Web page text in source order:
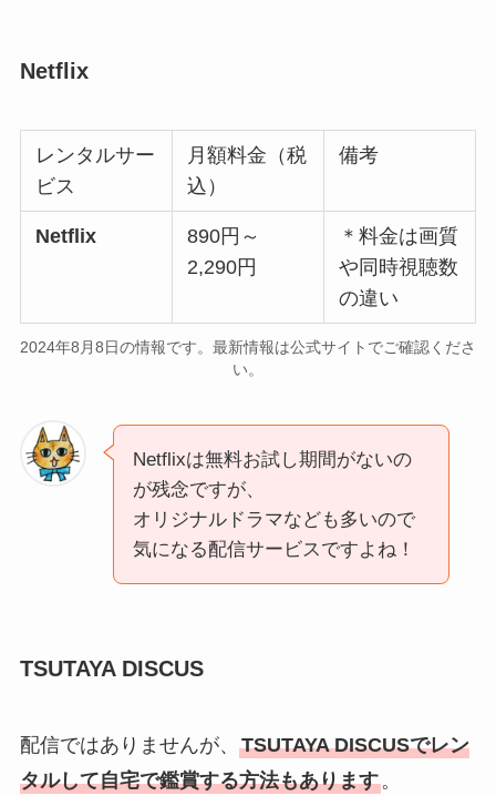
Netflix
レンタルサー
ビス
月額料金（税
込）
備考
Netflix
890円～
2,290円
＊料金は画質
や同時視聴数
の違い
2024年8月8日の情報です。最新情報は公式サイトでご確認くださ
い。
Netflixは無料お試し期間がないの
が残念ですが、
オリジナルドラマなども多いので
気になる配信サービスですよね！
TSUTAYA DISCUS
配信ではありませんが、 TSUTAYA DISCUSでレン
タルして自宅で鑑賞する方法もあります。